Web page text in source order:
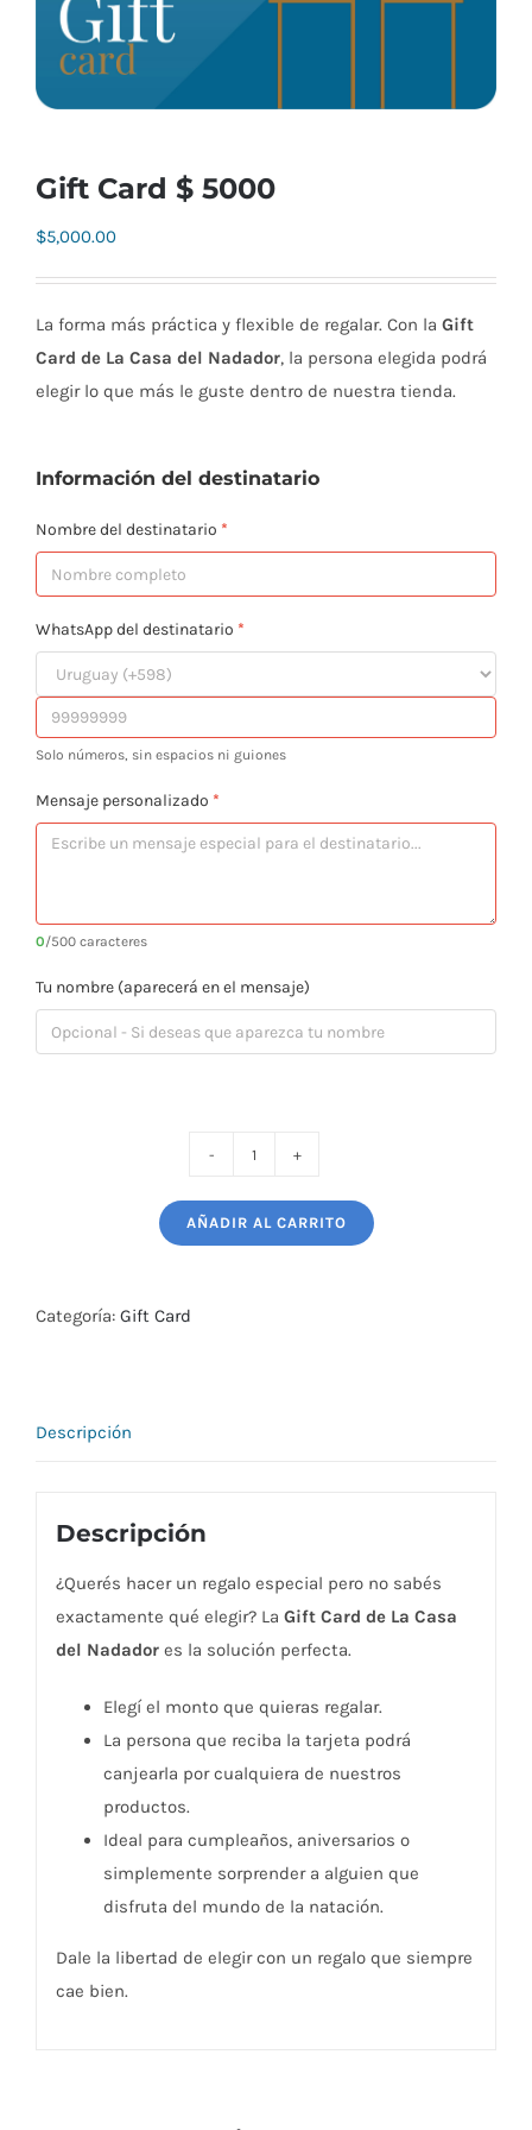
Gift Card $ 5000
$5,000.00
La forma más práctica y flexible de regalar. Con la Gift
Card de La Casa del Nadador, la persona elegida podrá
elegir lo que más le guste dentro de nuestra tienda.
Información del destinatario
Nombre del destinatario *
WhatsApp del destinatario *
Solo números, sin espacios ni guiones
Mensaje personalizado *
0/500 caracteres
Tu nombre (aparecerá en el mensaje)
Card
AÑADIR AL CARRITO
Categoría: Gift Card
Descripción
Descripción
¿Querés hacer un regalo especial pero no sabés
exactamente qué elegir? La Gift Card de La Casa
del Nadadores la solución perfecta.
Elegí el monto que quieras regalar.
La persona que reciba la tarjeta podrá
canjearla por cualquiera de nuestros
productos.
Ideal para cumpleaños, aniversarios o
simplemente sorprender a alguien que
disfruta del mundo de la natación.
Dale la libertad de elegir con un regalo que siempre
cae bien.